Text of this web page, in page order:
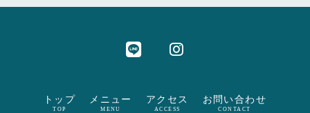
トップ
TOP
メニュー
MENU
アクセス
ACCESS
お問い合わせ
CONTACT